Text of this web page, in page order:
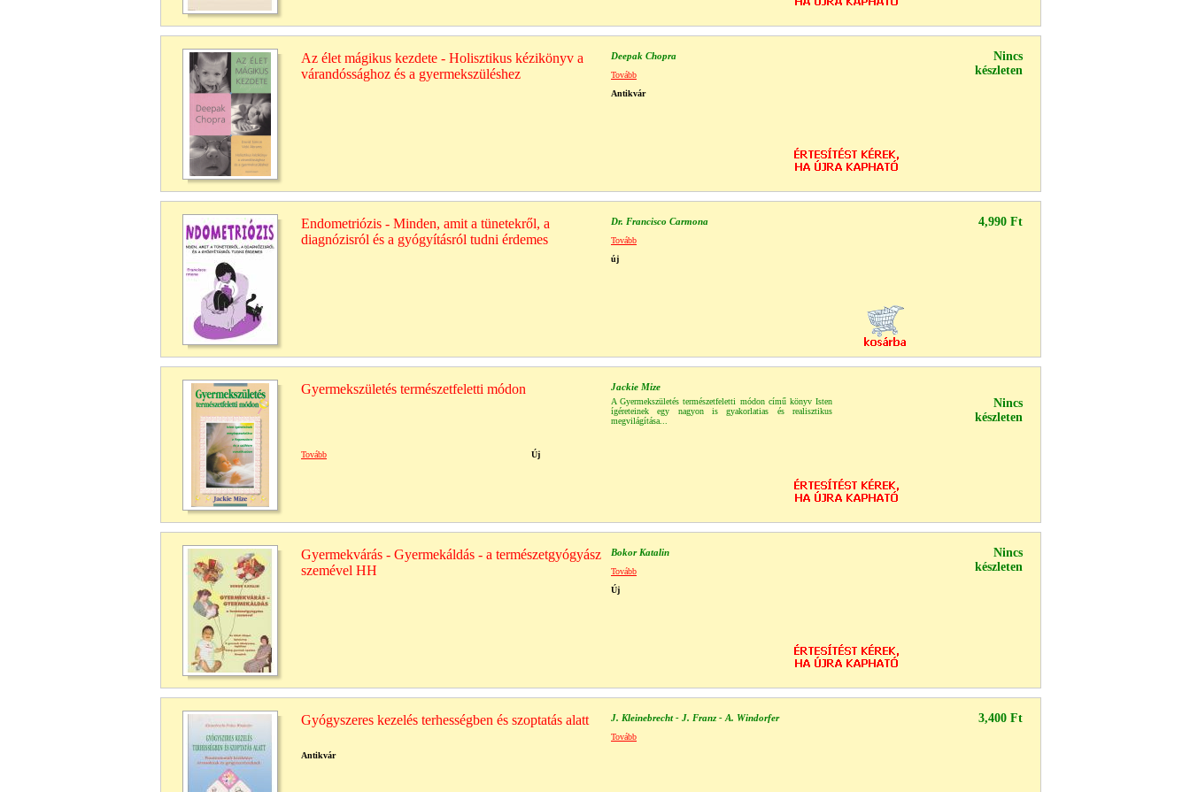
Az élet mágikus kezdete - Holisztikus kézikönyv a
várandóssághoz és a gyermekszüléshez
Deepak Chopra
Nincs
készleten
Tovább
Antikvár
Endometriózis - Minden, amit a tünetekről, a
diagnózisról és a gyógyításról tudni érdemes
Dr. Francisco Carmona 4,990 Ft
Tovább
új
Gyermekszületés természetfeletti módon Jackie Mize
A Gyermekszületés természetfeletti módon című könyv Isten
ígéreteinek egy nagyon is gyakorlatias és realisztikus
megvilágítása...
Nincs
készleten
Tovább Új
Gyermekvárás - Gyermekáldás - a természetgyógyász
szemével HH
Bokor Katalin
Nincs
készleten
Tovább
Új
Gyógyszeres kezelés terhességben és szoptatás alatt J. Kleinebrecht - J. Franz - A. Windorfer 3,400 Ft
Tovább
Antikvár